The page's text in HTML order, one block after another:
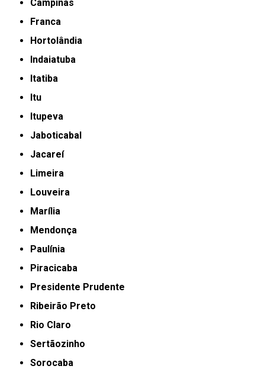
Campinas
Franca
Hortolândia
Indaiatuba
Itatiba
Itu
Itupeva
Jaboticabal
Jacareí
Limeira
Louveira
Marília
Mendonça
Paulínia
Piracicaba
Presidente Prudente
Ribeirão Preto
Rio Claro
Sertãozinho
Sorocaba